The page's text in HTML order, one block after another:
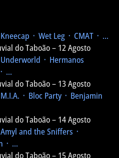
᛫ Wet Leg ᛫ CMAT ᛫ ...
do Taboão – 12 Agosto
᛫ Hermanos
...
do Taboão – 13 Agosto
᛫ Bloc Party ᛫ Benjamin
do Taboão – 14 Agosto
and the Sniffers ᛫
᛫ ...
do Taboão – 15 Agosto